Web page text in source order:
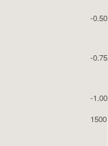
-1.00
-0.75
-0.50
1500